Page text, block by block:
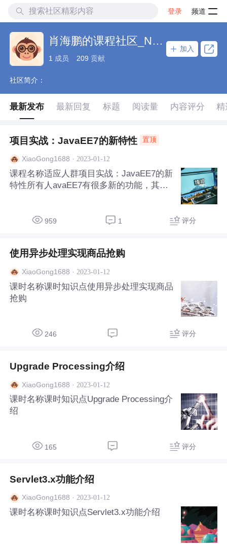
登录 频道
肖海鹏的课程社区_NO_3
1 成员 209 贡献
加入
社区简介：
最新发布 最新回复 标题 阅读量 内容评分 精
项目实战：JavaEE7的新特性 置顶
XiaoGong1688 · 2023-01-12
课程名称适应人群项目实战：JavaEE7的新
特性所有人avaEE7有很多新的功能，其中
例，讲解了复杂的服务器端异步处理和非阻
959 1 评分
使用异步处理实现商品抢购
XiaoGong1688 · 2023-01-12
课时名称课时知识点使用异步处理实现商品
抢购
246 评分
Upgrade Processing介绍
XiaoGong1688 · 2023-01-12
课时名称课时知识点Upgrade Processing介
绍
165 评分
Servlet3.x功能介绍
XiaoGong1688 · 2023-01-12
课时名称课时知识点Servlet3.x功能介绍